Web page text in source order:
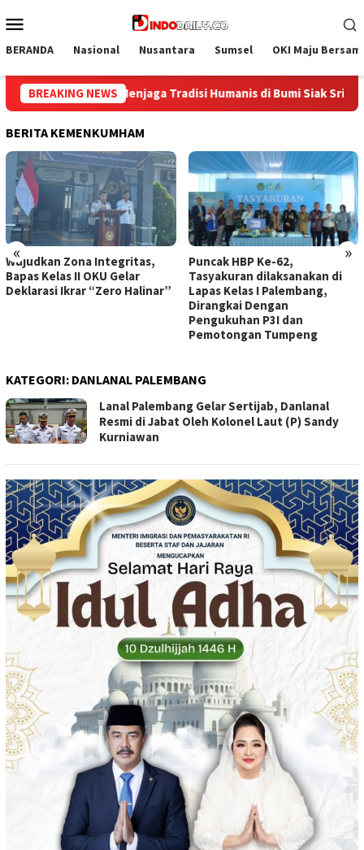
ke
Mobile
BERANDA Nasional Nusantara Sumsel OKI Maju
BREAKING NEWS
Sri Indrapura: Sinergi Rutan dan Pemda Sambut Remisi
BERITA KEMENKUMHAM
« »
Wujudkan Zona Integritas,
Bapas Kelas II OKU Gelar
Deklarasi Ikrar “Zero Halinar”
Puncak HBP Ke-62,
Tasyakuran dilaksanakan di
Lapas Kelas I Palembang,
Dirangkai Dengan
Pengukuhan P3I dan
Pemotongan Tumpeng
KATEGORI: DANLANAL PALEMBANG
Lanal Palembang Gelar Sertijab, Danlanal
Resmi di Jabat Oleh Kolonel Laut (P) Sandy
Kurniawan